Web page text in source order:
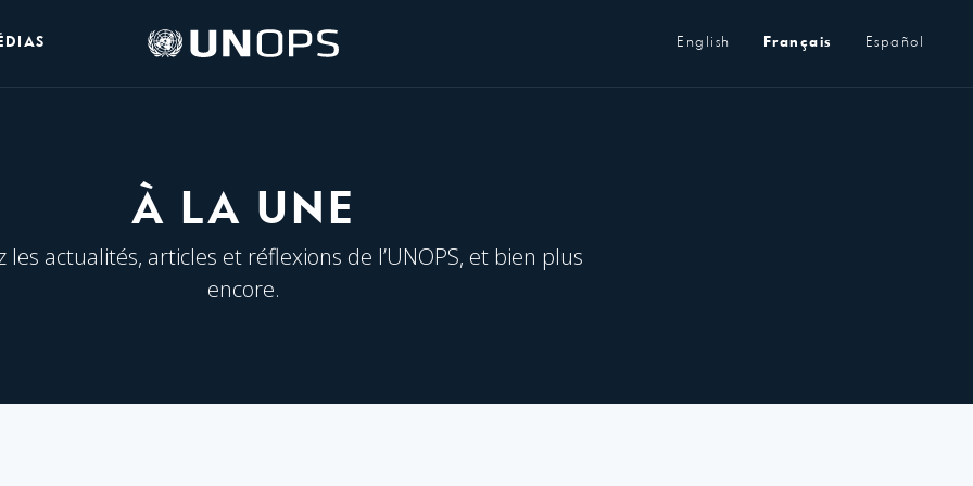
Logo
de
English Français Español
À LA UNE
les actualités, articles et réflexions de l’UNOPS, et bien plus
encore.